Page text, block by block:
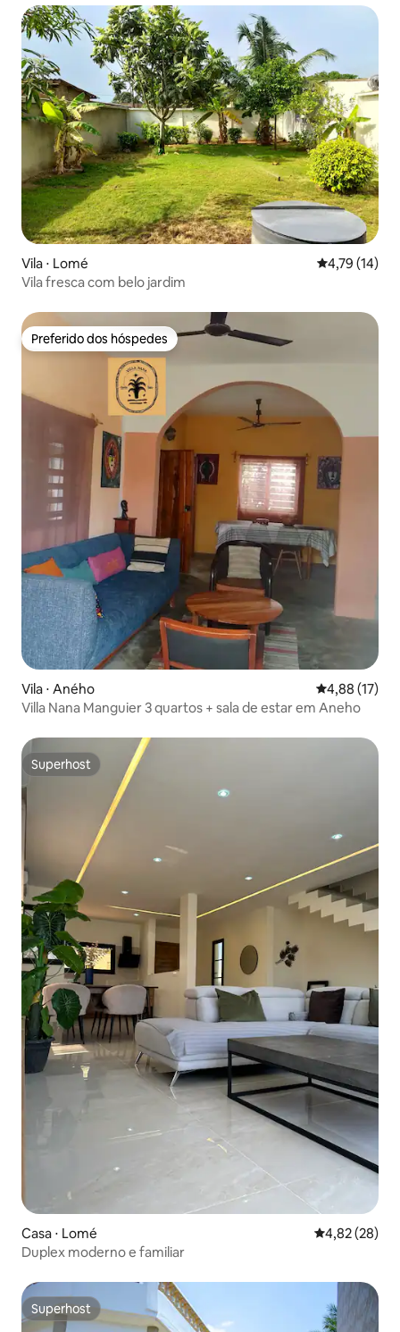
Vila ⋅ Lomé 4,79 de uma
4,79 (14)
Vila fresca com belo jardim
Preferido dos hóspedes
Preferido dos hóspedes
Vila ⋅ Aného 4,88 de uma
4,88 (17)
Villa Nana Manguier 3 quartos + sala de estar em Aneho
Superhost
Superhost
Casa ⋅ Lomé 4,82 de uma
4,82 (28)
Duplex moderno e familiar
Superhost
Superhost